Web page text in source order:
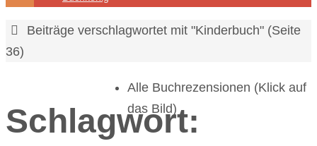
StartBeiträge verschlagwortet mit "Kinderbuch" (Seite
36)
Schlagwort:
Alle Buchrezensionen (Klick auf
das Bild)